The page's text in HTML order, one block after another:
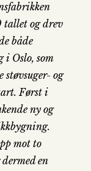
tallet og drev
både
i Oslo, som
støvsuger- og
Først i
ny og
mot to
en